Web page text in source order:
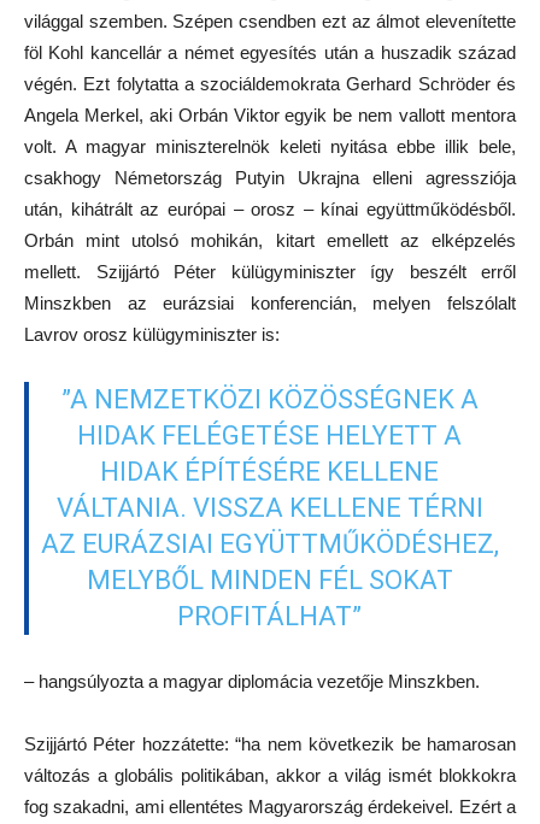
világgal szemben. Szépen csendben ezt az álmot elevenítette
föl Kohl kancellár a német egyesítés után a huszadik század
végén. Ezt folytatta a szociáldemokrata Gerhard Schröder és
Angela Merkel, aki Orbán Viktor egyik be nem vallott mentora
volt. A magyar miniszterelnök keleti nyitása ebbe illik bele,
csakhogy Németország Putyin Ukrajna elleni agressziója
után, kihátrált az európai – orosz – kínai együttműködésből.
Orbán mint utolsó mohikán, kitart emellett az elképzelés
mellett. Szijjártó Péter külügyminiszter így beszélt erről
Minszkben az eurázsiai konferencián, melyen felszólalt
Lavrov orosz külügyminiszter is:
”A NEMZETKÖZI KÖZÖSSÉGNEK A
HIDAK FELÉGETÉSE HELYETT A
HIDAK ÉPÍTÉSÉRE KELLENE
VÁLTANIA. VISSZA KELLENE TÉRNI
AZ EURÁZSIAI EGYÜTTMŰKÖDÉSHEZ,
MELYBŐL MINDEN FÉL SOKAT
PROFITÁLHAT”
– hangsúlyozta a magyar diplomácia vezetője Minszkben.
Szijjártó Péter hozzátette: “ha nem következik be hamarosan
változás a globális politikában, akkor a világ ismét blokkokra
fog szakadni, ami ellentétes Magyarország érdekeivel. Ezért a